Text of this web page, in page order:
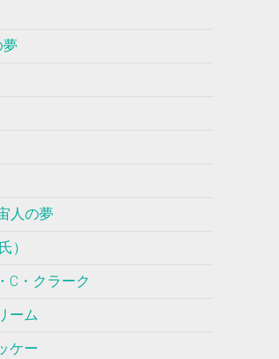
人の夢
）
C・クラーク
ーム
ケー